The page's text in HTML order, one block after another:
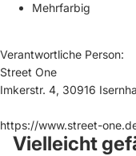
Mehrfarbig
Verantwortliche Person:
Street One
Imkerstr. 4, 30916
https://www.street-
Vielleicht